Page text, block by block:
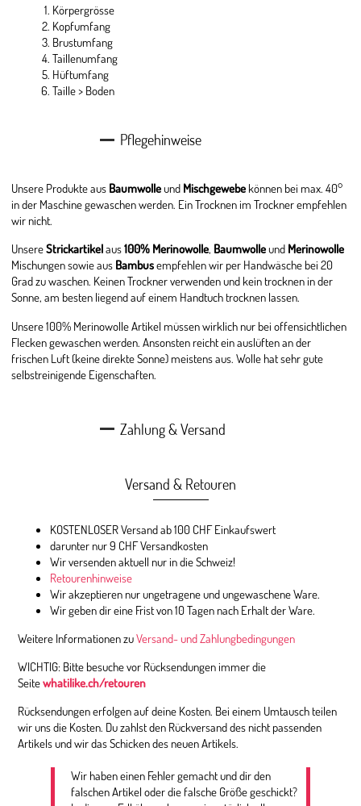
Körpergrösse
Kopfumfang
Brustumfang
Taillenumfang
Hüftumfang
Taille > Boden
Pflegehinweise
Unsere Produkte aus Baumwolleund Mischgewebe können bei max. 40°
in der Maschine gewaschen werden. Ein Trocknen im Trockner empfehlen
wir nicht.
UnsereStrickartikelaus100% Merinowolle, Baumwolleund Merinowolle
Mischungen sowie aus Bambusempfehlen wir per Handwäsche bei 20
Grad zu waschen. Keinen Trockner verwenden und kein trocknen in der
Sonne, am besten liegend auf einem Handtuch trocknen lassen.
Unsere 100% Merinowolle Artikel müssen wirklich nur bei offensichtlichen
Flecken gewaschen werden. Ansonsten reicht ein auslüften an der
frischen Luft (keine direkte Sonne) meistens aus. Wolle hat sehr gute
selbstreinigende Eigenschaften.
Zahlung & Versand
Versand & Retouren
KOSTENLOSER Versand ab 100 CHF Einkaufswert
darunter nur 9 CHF Versandkosten
Wir versenden aktuell nur in die Schweiz!
Retourenhinweise
Wir akzeptieren nur ungetragene und ungewaschene Ware.
Wir geben dir eine Frist von 10 Tagen nach Erhalt der Ware.
Weitere Informationen zuVersand- und Zahlungbedingungen
WICHTIG: Bitte besuche vor Rücksendungen immer die
Seitewhatilike.ch/retouren
Rücksendungen erfolgen auf deine Kosten. Bei einem Umtausch teilen
wir uns die Kosten. Du zahlst den Rückversand des nicht passenden
Artikels und wir das Schicken des neuen Artikels.
Wir haben einen Fehler gemacht und dir den
falschen Artikel oder die falsche Größe geschickt?